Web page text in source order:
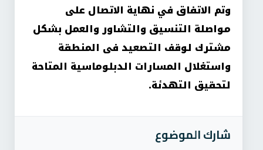
وتم الاتفاق في نهاية الاتصال على
مواصلة التنسيق والتشاور والعمل بشكل
مشترك لوقف التصعيد فى المنطقة
واستغلال المسارات الدبلوماسية المتاحة
لتحقيق التهدئة.
شارك الموضوع